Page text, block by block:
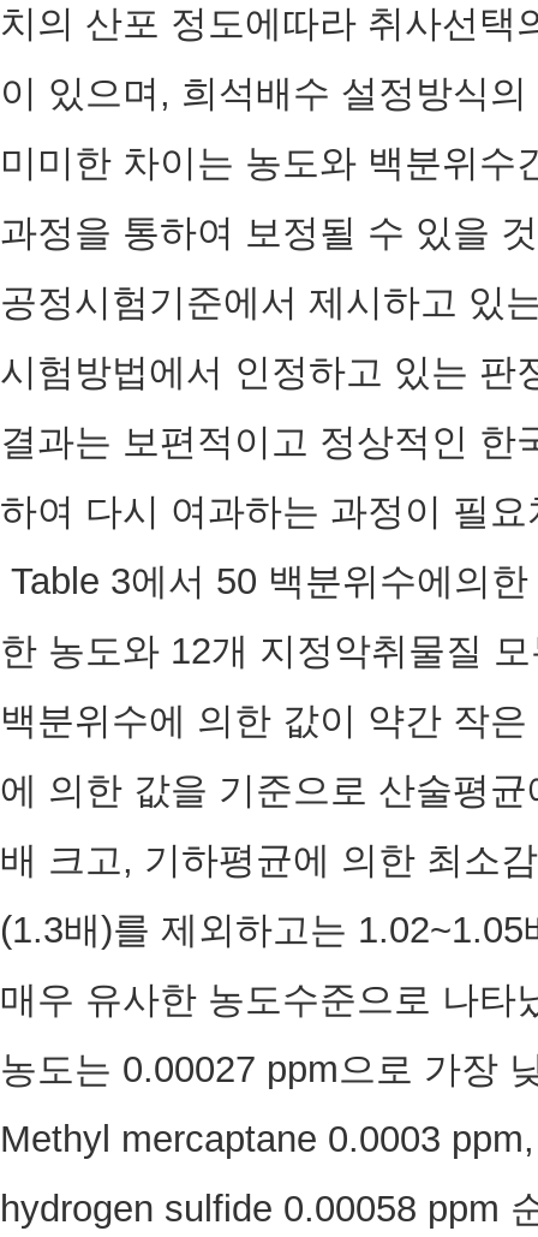
치의 산포 정도에따라 취사선
이 있으며, 희석배수 설정방식
미미한 차이는 농도와 백분위
과정을 통하여 보정될 수 있을
공정시험기준에서 제시하고 있
시험방법에서 인정하고 있는 판
결과는 보편적이고 정상적인
하여 다시 여과하는 과정이 필
Table 3에서 50 백분위수에의
한 농도와 12개 지정악취물질
백분위수에 의한 값이 약간 작
에 의한 값을 기준으로 산술평
배 크고, 기하평균에 의한 최소
(1.3배)를 제외하고는
매우 유사한 농도수준으로 나타
농도는 0.00027 ppm으로 가장
Methyl mercaptane 0.0003
hydrogen sulfide 0.00058 ppm